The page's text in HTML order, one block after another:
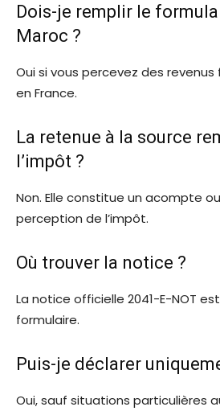
Dois-je remplir le
Maroc ?
Oui si vous percevez des
en France.
La retenue à la source
l’impôt ?
Non. Elle constitue un acompte
perception de l’impôt.
Où trouver la notice ?
La notice officielle 2041-E-NOT
formulaire.
Puis-je déclarer
Oui, sauf situations particulières